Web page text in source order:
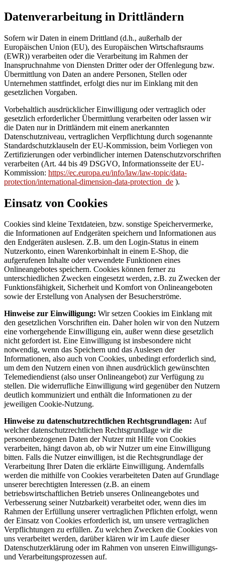
Datenverarbeitung in Drittländern
Sofern wir Daten in einem Drittland (d.h., außerhalb der
Europäischen Union (EU), des Europäischen Wirtschaftsraums
(EWR)) verarbeiten oder die Verarbeitung im Rahmen der
Inanspruchnahme von Diensten Dritter oder der Offenlegung bzw.
Übermittlung von Daten an andere Personen, Stellen oder
Unternehmen stattfindet, erfolgt dies nur im Einklang mit den
gesetzlichen Vorgaben.
Vorbehaltlich ausdrücklicher Einwilligung oder vertraglich oder
gesetzlich erforderlicher Übermittlung verarbeiten oder lassen wir
die Daten nur in Drittländern mit einem anerkannten
Datenschutzniveau, vertraglichen Verpflichtung durch sogenannte
Standardschutzklauseln der EU-Kommission, beim Vorliegen von
Zertifizierungen oder verbindlicher internen Datenschutzvorschriften
verarbeiten (Art. 44 bis 49 DSGVO, Informationsseite der EU-
Kommission: https://ec.europa.eu/info/law/law-topic/data-
protection/international-dimension-data-protection_de ).
Einsatz von Cookies
Cookies sind kleine Textdateien, bzw. sonstige Speichervermerke,
die Informationen auf Endgeräten speichern und Informationen aus
den Endgeräten auslesen. Z.B. um den Login-Status in einem
Nutzerkonto, einen Warenkorbinhalt in einem E-Shop, die
aufgerufenen Inhalte oder verwendete Funktionen eines
Onlineangebotes speichern. Cookies können ferner zu
unterschiedlichen Zwecken eingesetzt werden, z.B. zu Zwecken der
Funktionsfähigkeit, Sicherheit und Komfort von Onlineangeboten
sowie der Erstellung von Analysen der Besucherströme.
Hinweise zur Einwilligung: Wir setzen Cookies im Einklang mit
den gesetzlichen Vorschriften ein. Daher holen wir von den Nutzern
eine vorhergehende Einwilligung ein, außer wenn diese gesetzlich
nicht gefordert ist. Eine Einwilligung ist insbesondere nicht
notwendig, wenn das Speichern und das Auslesen der
Informationen, also auch von Cookies, unbedingt erforderlich sind,
um dem den Nutzern einen von ihnen ausdrücklich gewünschten
Telemediendienst (also unser Onlineangebot) zur Verfügung zu
stellen. Die widerrufliche Einwilligung wird gegenüber den Nutzern
deutlich kommuniziert und enthält die Informationen zu der
jeweiligen Cookie-Nutzung.
Hinweise zu datenschutzrechtlichen Rechtsgrundlagen: Auf
welcher datenschutzrechtlichen Rechtsgrundlage wir die
personenbezogenen Daten der Nutzer mit Hilfe von Cookies
verarbeiten, hängt davon ab, ob wir Nutzer um eine Einwilligung
bitten. Falls die Nutzer einwilligen, ist die Rechtsgrundlage der
Verarbeitung Ihrer Daten die erklärte Einwilligung. Andernfalls
werden die mithilfe von Cookies verarbeiteten Daten auf Grundlage
unserer berechtigten Interessen (z.B. an einem
betriebswirtschaftlichen Betrieb unseres Onlineangebotes und
Verbesserung seiner Nutzbarkeit) verarbeitet oder, wenn dies im
Rahmen der Erfüllung unserer vertraglichen Pflichten erfolgt, wenn
der Einsatz von Cookies erforderlich ist, um unsere vertraglichen
Verpflichtungen zu erfüllen. Zu welchen Zwecken die Cookies von
uns verarbeitet werden, darüber klären wir im Laufe dieser
Datenschutzerklärung oder im Rahmen von unseren Einwilligungs-
und Verarbeitungsprozessen auf.